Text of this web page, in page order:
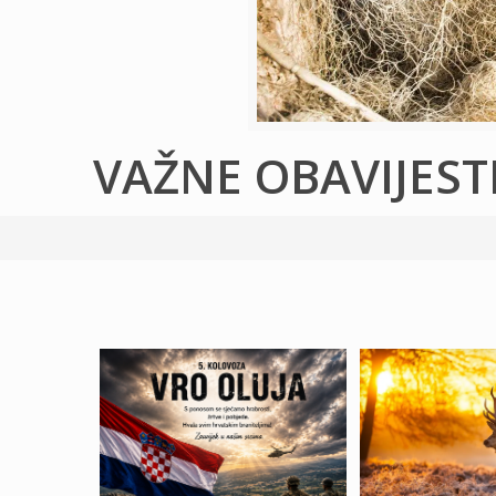
VAŽNE